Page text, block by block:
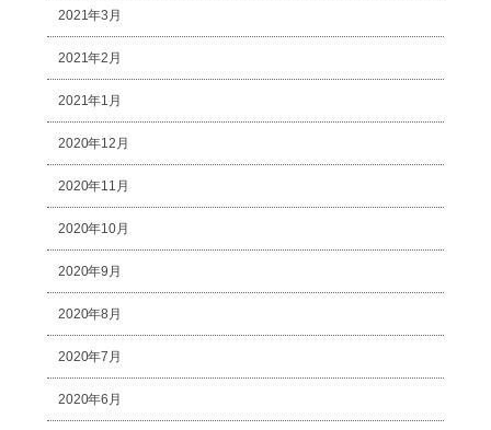
2021年3月
2021年2月
2021年1月
2020年12月
2020年11月
2020年10月
2020年9月
2020年8月
2020年7月
2020年6月